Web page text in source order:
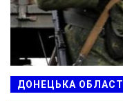
ДОНЕЦЬКА